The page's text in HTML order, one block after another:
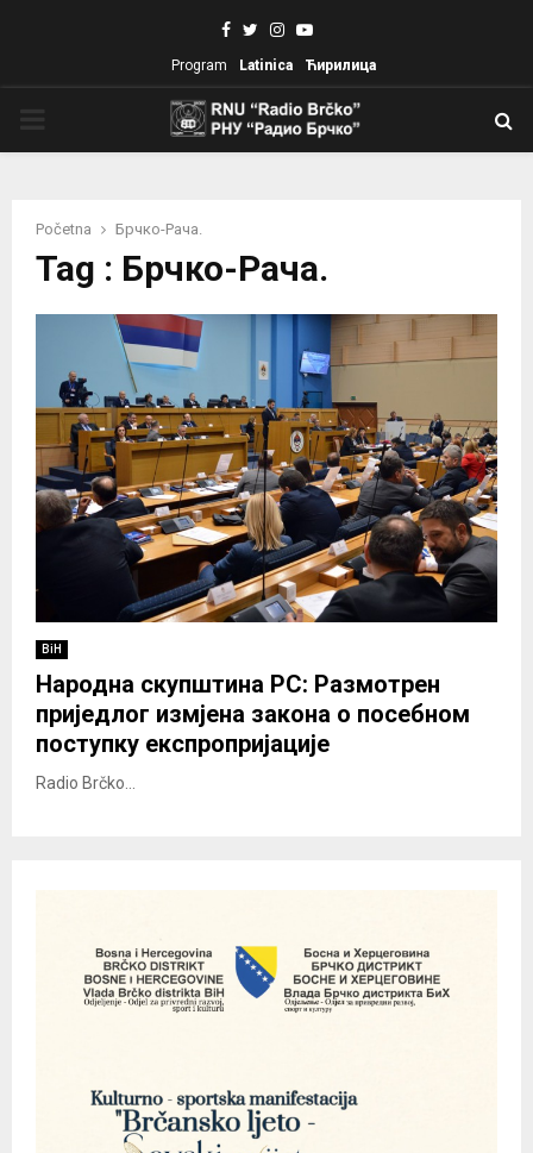
Facebook
TwitterInstagram
Youtube
Program Latinica Ћирилица
Početna Брчко-Рача.
Tag : Брчко-Рача.
BiH
Народна скупштина РС: Размотрен
приједлог измјена закона о посебном
поступку експропријације
Radio Brčko...